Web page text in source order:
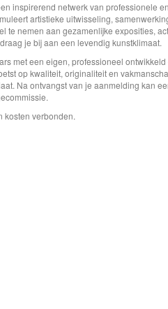
inspirerend netwerk van professionele en
artistieke uitwisseling,
te nemen aan gezamenlijke exposities,
je bij aan een levendig kunstklimaat.
met een eigen, professioneel ontwikkeld
op kwaliteit, originaliteit en
Na ontvangst van je aanmelding kan
kosten verbonden.